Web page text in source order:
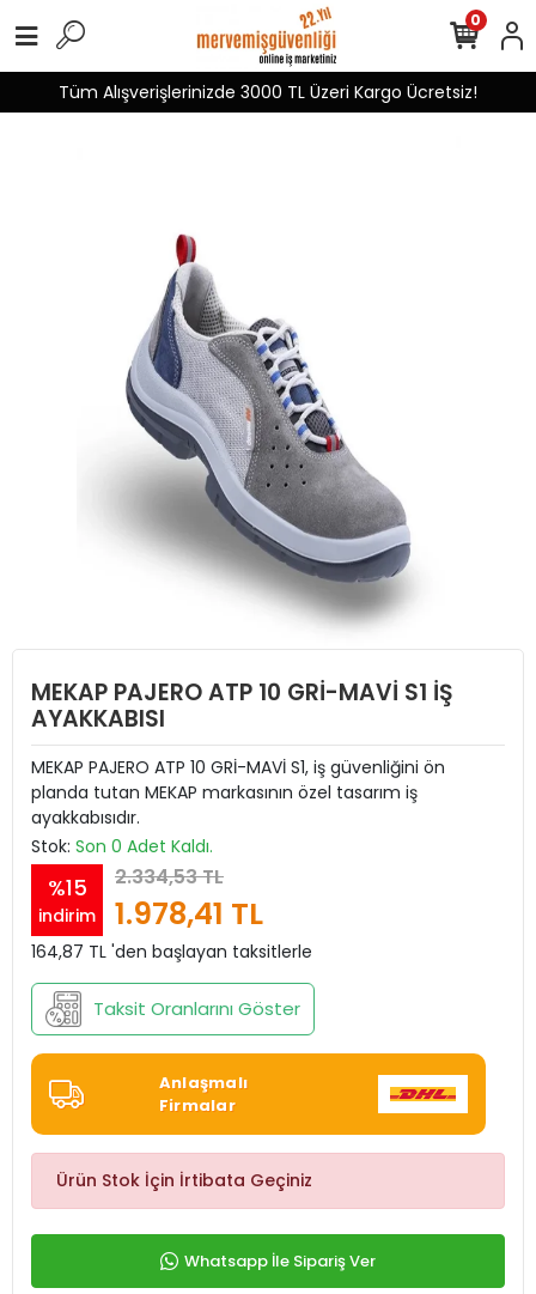
Tüm Alışverişlerinizde 3000 TL Üzeri Kargo Ücretsiz!
0
MEKAP PAJERO ATP 10 GRİ-MAVİ S1 İŞ
AYAKKABISI
MEKAP PAJERO ATP 10 GRİ-MAVİ S1, iş güvenliğini ön
planda tutan MEKAP markasının özel tasarım iş
ayakkabısıdır.
Stok: Son 0 Adet Kaldı.
%15
indirim
2.334,53 TL
1.978,41 TL
164,87 TL 'den başlayan taksitlerle
Taksit Oranlarını Göster
Anlaşmalı
Firmalar
Ürün Stok İçin İrtibata Geçiniz
Whatsapp İle Sipariş Ver